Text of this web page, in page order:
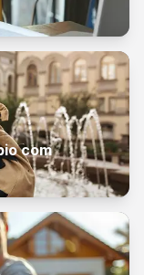
com